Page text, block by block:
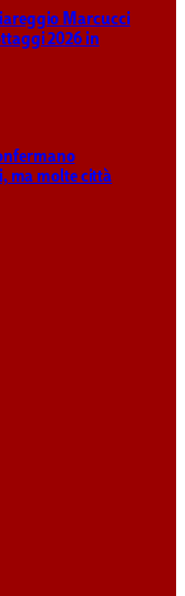
Marcucci
2026 in
ma molte città